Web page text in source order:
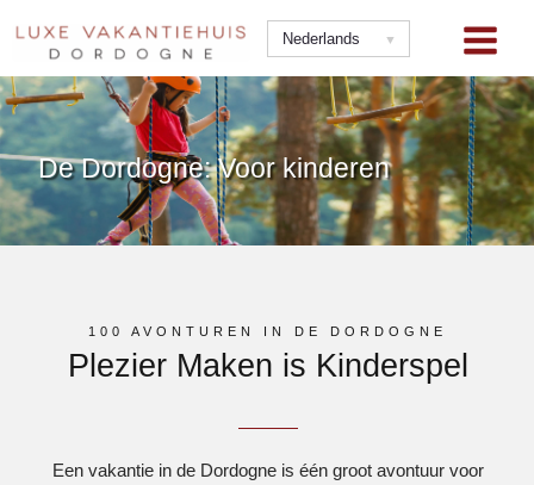
naar
inhoud
Nederlands
De Dordogne: Voor kinderen
100 AVONTUREN IN DE DORDOGNE
Plezier Maken is Kinderspel
Een vakantie in de Dordogne is één groot avontuur voor